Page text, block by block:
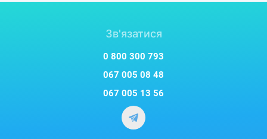
Зв'язатися
0 800 300 793
067 005 08 48
067 005 13 56